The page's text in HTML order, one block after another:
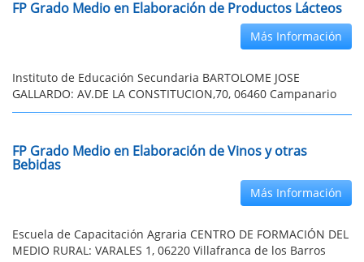
FP Grado Medio en Elaboración de Productos Lácteos
Más Información
Instituto de Educación Secundaria BARTOLOME JOSE
GALLARDO: AV.DE LA CONSTITUCION,70, 06460 Campanario
FP Grado Medio en Elaboración de Vinos y otras
Bebidas
Más Información
Escuela de Capacitación Agraria CENTRO DE FORMACIÓN DEL
MEDIO RURAL: VARALES 1, 06220 Villafranca de los Barros